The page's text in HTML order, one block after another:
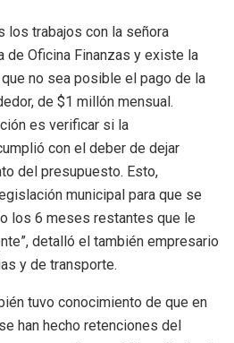
los trabajos con la señora
de Oficina Finanzas y existe la
no sea posible el pago de la
de $1 millón mensual.
es verificar si la
con el deber de dejar
del presupuesto. Esto,
municipal para que se
los 6 meses restantes que le
detalló el también empresario
y de transporte.
tuvo conocimiento de que en
han hecho retenciones del